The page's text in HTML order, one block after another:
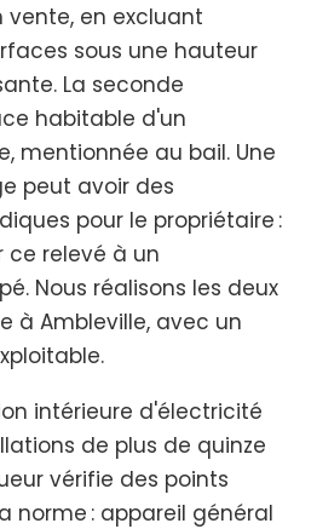
vente, en excluant
sous une hauteur
La seconde
habitable d'un
mentionnée au bail. Une
peut avoir des
pour le propriétaire :
relevé à un
Nous réalisons les deux
à Ambleville, avec un
intérieure d'électricité
de plus de quinze
vérifie des points
norme : appareil général